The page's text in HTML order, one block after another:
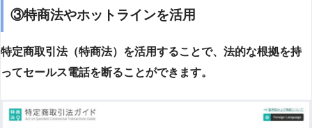
③特商法やホットラインを活用
特定商取引法（特商法）を活用することで、法的な根拠を持
ってセールス電話を断ることができます。